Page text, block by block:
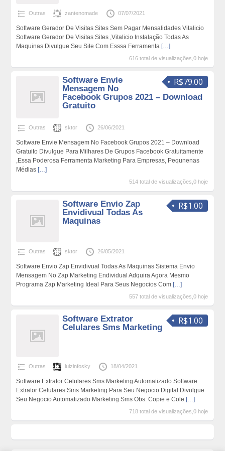
Outras zantenomade 07/07/2021
Software Gerador De Visitas Sites Sem Pagar Mensalidades Vitalicio
Software Gerador De Visitas Sites ,Vitalicio Instalação Todas As
Maquinas Divulgue Seu Site Com Esssa Ferramenta […]
616 total de visualizações,0 hoje
R$79.00
Software Envie
Mensagem No
Facebook Grupos 2021 – Download
Gratuito
Outras sktor 26/06/2021
Software Envie Mensagem No Facebook Grupos 2021 – Download
Gratuito Divulgue Para Milhares De Grupos Facebook Gratuitamente
,Essa Poderosa Ferramenta Marketing Para Empresas, Pequnenas
Médias […]
514 total de visualizações,0 hoje
R$1.00
Software Envio Zap
Envidivual Todas As
Maquinas
Outras sktor 26/05/2021
Software Envio Zap Envidivual Todas As Maquinas Sistema Envio
Mensagem No Zap Marketing Endividual Adquira Agora Mesmo
Programa Zap Marketing Ideal Para Seus Negocios Com […]
557 total de visualizações,0 hoje
R$1.00
Software Extrator
Celulares Sms Marketing
Outras luizinfosky 18/04/2021
Software Extrator Celulares Sms Marketing Automatizado Software
Extrator Celulares Sms Marketing Para Seu Negocio Digital Divulgue
Seu Negocio Automatizado Marketing Sms Obs: Copie e Cole […]
718 total de visualizações,0 hoje